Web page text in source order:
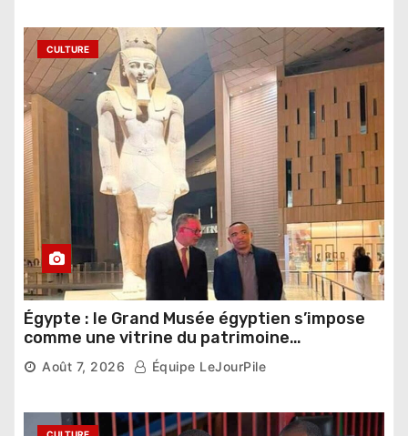
CULTURE
Égypte : le Grand Musée égyptien s’impose
comme une vitrine du patrimoine
pharaonique auprès des dirigeants
étrangers
Août 7, 2026 Équipe LeJourPile